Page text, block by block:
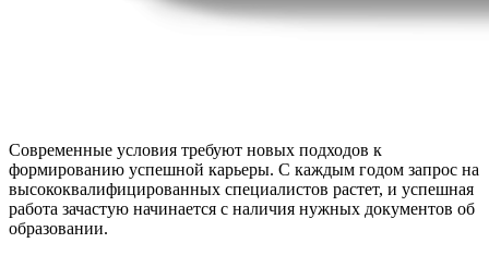
Современные условия требуют новых подходов к
формированию успешной карьеры. С каждым годом запрос на
высококвалифицированных специалистов растет, и успешная
работа зачастую начинается с наличия нужных документов об
образовании.